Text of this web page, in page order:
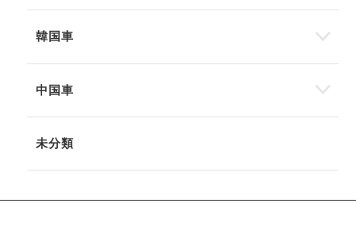
韓国車
中国車
未分類